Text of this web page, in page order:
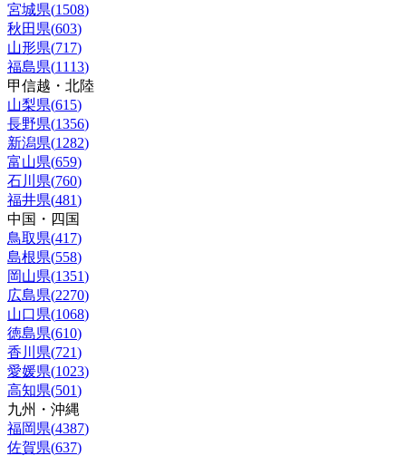
宮城県(1508)
秋田県(603)
山形県(717)
福島県(1113)
甲信越・北陸
山梨県(615)
長野県(1356)
新潟県(1282)
富山県(659)
石川県(760)
福井県(481)
中国・四国
鳥取県(417)
島根県(558)
岡山県(1351)
広島県(2270)
山口県(1068)
徳島県(610)
香川県(721)
愛媛県(1023)
高知県(501)
九州・沖縄
福岡県(4387)
佐賀県(637)